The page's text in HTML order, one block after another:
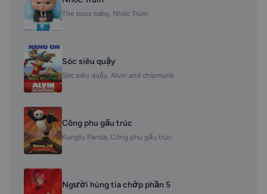
The boss baby, Nhóc Trùm
Sóc siêu quậy
Sóc siêu quậy, Alvin and chipmunk
Công phu gấu trúc
Kungfu Panda, Công phu gấu trúc
Người hùng tia chớp phần 5